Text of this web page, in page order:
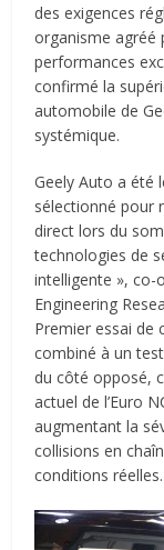
des exigences
organisme agréé
performances
confirmé la
automobile de
systémique.
Geely Auto a été
sélectionné pour
direct lors du
technologies de
intelligente », co-
Engineering
Premier essai de
combiné à un
du côté opposé,
actuel de l’Euro
augmentant la
collisions en
conditions réelles.